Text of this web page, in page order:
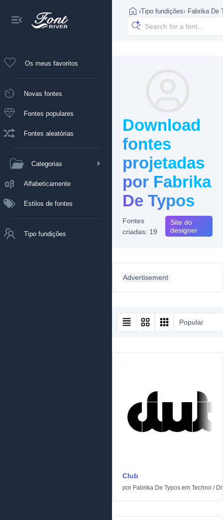
Os meus favoritos
Novas fontes
Fontes populares
Fontes aleatórias
Categorias
Alfabeticamente
Estilos de fontes
Tipo fundições
›Tipo fundições› Fabrika De
Download
fontes
projetadas
por Fabrika
De Typos
Fontes
criadas: 19
Site do
designer
Advertisement
Popular
Club
por Fabrika De Typos em Techno /